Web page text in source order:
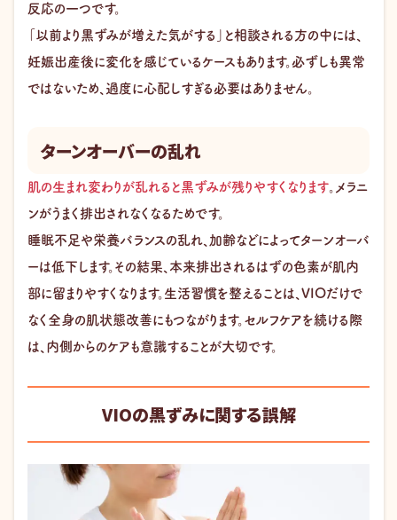
反応の一つです。
「以前より黒ずみが増えた気がする」と相談される方の中には、
妊娠出産後に変化を感じているケースもあります。必ずしも異常
ではないため、過度に心配しすぎる必要はありません。
ターンオーバーの乱れ
肌の生まれ変わりが乱れると黒ずみが残りやすくなります。メラニ
ンがうまく排出されなくなるためです。
睡眠不足や栄養バランスの乱れ、加齢などによってターンオーバ
ーは低下します。その結果、本来排出されるはずの色素が肌内
部に留まりやすくなります。生活習慣を整えることは、VIOだけで
なく全身の肌状態改善にもつながります。セルフケアを続ける際
は、内側からのケアも意識することが大切です。
VIOの黒ずみに関する誤解